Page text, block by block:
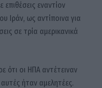
εναντίον
Ιράν, ως αντίποινα για
σε τρία αμερικανικά
ότι οι ΗΠΑ αντέτειναν
αυτές ήταν αμελητέες.